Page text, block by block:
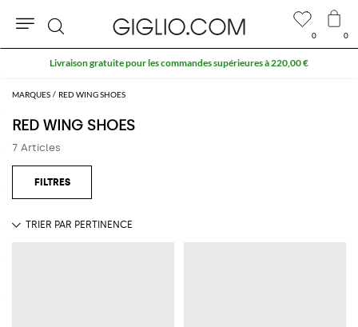
MARQUES RED WING SHOES
RED WING SHOES
7 Articles
0 0
Rechercher
Livraison gratuite pour les commandes supérieures à 220,00 €